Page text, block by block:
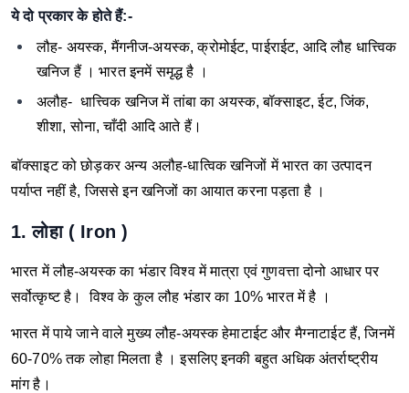
ये दो प्रकार के होते हैं:-
लौह- अयस्क, मैंगनीज-अयस्क, क्रोमोईट, पाईराईट, आदि लौह धात्त्विक
खनिज हैं । भारत इनमें समृद्ध है ।
अलौह- धात्त्विक खनिज में तांबा का अयस्क, बॉक्साइट, ईट, जिंक,
शीशा, सोना, चाँदी आदि आते हैं।
बॉक्साइट को छोड़कर अन्य अलौह-धात्विक खनिजों में भारत का उत्पादन
पर्याप्त नहीं है, जिससे इन खनिजों का आयात करना पड़ता है ।
1. लोहा ( Iron )
भारत में लौह-अयस्क का भंडार विश्व में मात्रा एवं गुणवत्ता दोनो आधार पर
सर्वोत्कृष्ट है।
विश्व के कुल लौह भंडार का 10% भारत में है ।
भारत में पाये जाने वाले मुख्य लौह-अयस्क हेमाटाईट और मैग्नाटाईट हैं, जिनमें
60-70% तक लोहा मिलता है । इसलिए इनकी बहुत अधिक अंतर्राष्ट्रीय
मांग है।